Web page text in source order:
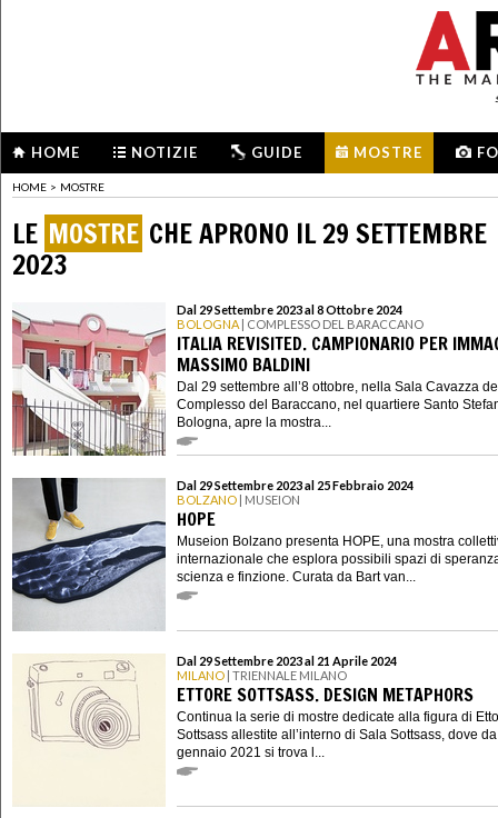
HOME NOTIZIE GUIDE MOSTRE
HOME > MOSTRE
LE MOSTRE CHE APRONO IL 29 SETTEMBRE
2023
Dal 29 Settembre 2023 al 8 Ottobre 2024
BOLOGNA | COMPLESSO DEL BARACCANO
ITALIA REVISITED. CAMPIONARIO PER
MASSIMO BALDINI
Dal 29 settembre all’8 ottobre, nella Sala Cavazza
Complesso del Baraccano, nel quartiere Santo
Bologna, apre la mostra...
Dal 29 Settembre 2023 al 25 Febbraio 2024
BOLZANO | MUSEION
HOPE
Museion Bolzano presenta HOPE, una mostra
internazionale che esplora possibili spazi di
scienza e finzione. Curata da Bart van...
Dal 29 Settembre 2023 al 21 Aprile 2024
MILANO | TRIENNALE MILANO
ETTORE SOTTSASS. DESIGN METAPHORS
Continua la serie di mostre dedicate alla figura di
Sottsass allestite all’interno di Sala Sottsass, dove da
gennaio 2021 si trova l...